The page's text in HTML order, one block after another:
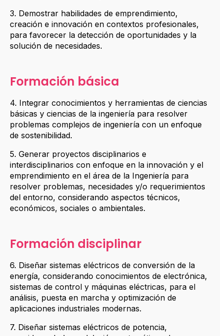
3. Demostrar habilidades de emprendimiento,
creación e innovación en contextos profesionales,
para favorecer la detección de oportunidades y la
solución de necesidades.
Formación básica
4. Integrar conocimientos y herramientas de ciencias
básicas y ciencias de la ingeniería para resolver
problemas complejos de ingeniería con un enfoque
de sostenibilidad.
5. Generar proyectos disciplinarios e
interdisciplinarios con enfoque en la innovación y el
emprendimiento en el área de la Ingeniería para
resolver problemas, necesidades y/o requerimientos
del entorno, considerando aspectos técnicos,
económicos, sociales o ambientales.
Formación disciplinar
6. Diseñar sistemas eléctricos de conversión de la
energía, considerando conocimientos de electrónica,
sistemas de control y máquinas eléctricas, para el
análisis, puesta en marcha y optimización de
aplicaciones industriales modernas.
7. Diseñar sistemas eléctricos de potencia,